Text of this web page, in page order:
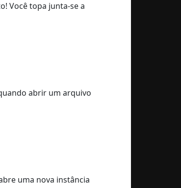
Você topa junta-se a
abrir um arquivo
uma nova instância